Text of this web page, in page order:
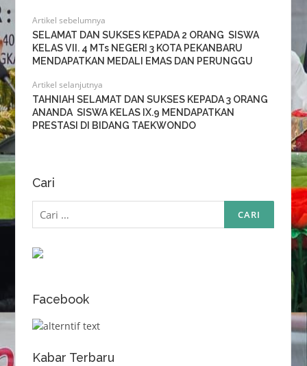
Artikel sebelumnya
SELAMAT DAN SUKSES KEPADA 2 ORANG SISWA
KELAS VII. 4 MTs NEGERI 3 KOTA PEKANBARU
MENDAPATKAN MEDALI EMAS DAN PERUNGGU
Artikel selanjutnya
TAHNIAH SELAMAT DAN SUKSES KEPADA 3 ORANG
ANANDA SISWA KELAS IX.9 MENDAPATKAN
PRESTASI DI BIDANG TAEKWONDO
Cari
Cari
untuk:
Facebook
Kabar Terbaru